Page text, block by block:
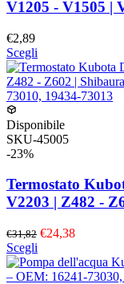
scelte
del
prodotto
V1205 - V1505 |
€2,89
Scegli
prodotto
ha
più
Le
opzioni
scelte
nella
pagina
prodotto
Disponibile
SKU-45005
-23%
Termostato
V2203 | Z482 -
€31,82 €24,38
Scegli
prodotto
ha